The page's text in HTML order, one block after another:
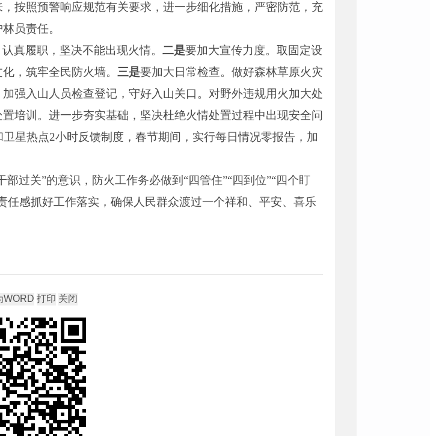
按照预警响应规范有关要求，进一步细化措施，严密防范，充
员责任。
真履职，坚决不能出现火情。二是要加大宣传力度。取固定设
，筑牢全民防火墙。 三是要加大日常检查。做好森林草原火灾
强入山人员检查登记，守好入山关口。对野外违规用火加大处
培训。进一步夯实基础，坚决杜绝火情处置过程中出现安全问
星热点2小时反馈制度，春节期间，实行每日情况零报告，加
过关”的意识，防火工作务必做到“四管住”“四到位”“四个盯
感抓好工作落实，确保人民群众渡过一个祥和、平安、喜乐